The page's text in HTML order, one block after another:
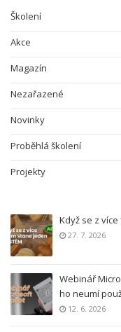
Školení
Akce
Magazín
Nezařazené
Novinky
Proběhlá školení
Projekty
Když se z
27. 7. 2026
Webinář
ho neumí
12. 6. 2026